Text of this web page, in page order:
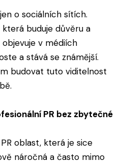
o sociálních sítích.
buduje důvěru a
v médiích
a stává se známější.
budovat tuto viditelnost
PR bez zbytečné
oblast, která je sice
náročná a často mimo